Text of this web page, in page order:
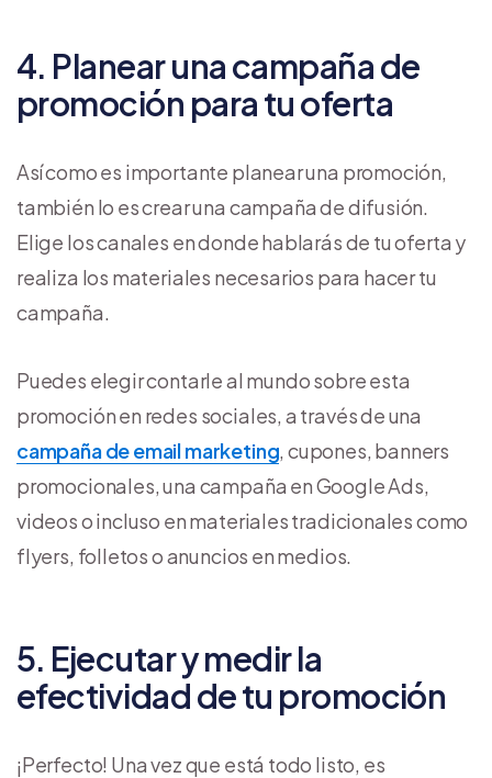
4. Planear una campaña de
promoción para tu oferta
Así como es importante planear una promoción,
también lo es crear una campaña de difusión.
Elige los canales en donde hablarás de tu oferta y
realiza los materiales necesarios para hacer tu
campaña.
Puedes elegir contarle al mundo sobre esta
promoción en redes sociales, a través de una
campaña de email marketing , cupones, banners
promocionales, una campaña en Google Ads,
videos o incluso en materiales tradicionales como
flyers, folletos o anuncios en medios.
5. Ejecutar y medir la
efectividad de tu promoción
¡Perfecto! Una vez que está todo listo, es